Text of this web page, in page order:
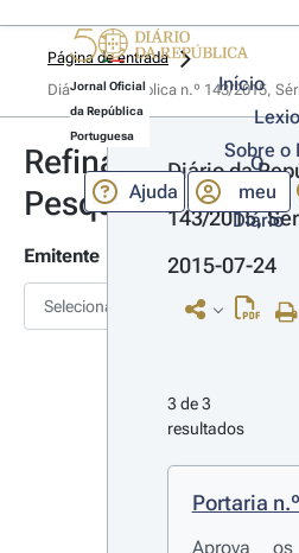
Jornal Oficial
da República
Portuguesa
Início
Sobre o
Ajuda
O
meu
Diário
Página de entrada
Diário da República n.º 143/2015,
Refinar
Pesquisa
Emitente
Selecionar
Diário da
143/2015,
2015-07-24
3 de 3
resultados
Portaria
Aprova